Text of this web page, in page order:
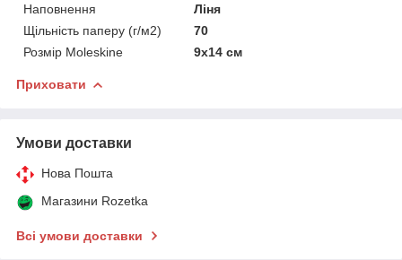
Наповнення
Ліня
Щільність паперу (г/м2)
70
Розмір Moleskine
9х14 см
Приховати
Умови доставки
Нова Пошта
Магазини Rozetka
Всі умови доставки